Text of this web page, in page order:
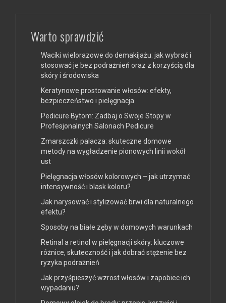
Warto sprawdzić
Waciki wielorazowe do demakijażu: jak wybrać i
stosować je bez podrażnień oraz z korzyścią dla
skóry i środowiska
Keratynowe prostowanie włosów: efekty,
bezpieczeństwo i pielęgnacja
Pedicure Bytom: Zadbaj o Swoje Stopy w
Profesjonalnych Salonach Pedicure
Zmarszczki palacza: skuteczne domowe
metody na wygładzenie pionowych linii wokół
ust
Pielęgnacja włosów kolorowych – jak utrzymać
intensywność i blask koloru?
Jak narysować i stylizować brwi dla naturalnego
efektu?
Sposoby na białe zęby w domowych warunkach
Retinal a retinol w pielęgnacji skóry: kluczowe
różnice, skuteczność i jak dobrać stężenie bez
ryzyka podrażnień
Jak przyśpieszyć wzrost włosów i zapobiec ich
wypadaniu?